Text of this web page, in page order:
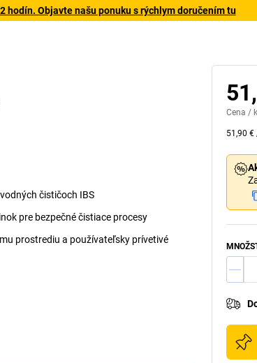
Objavte našu ponuku s rýchlym doručením tu
čističoch IBS
pre bezpečné čistiace procesy
prostrediu a používateľsky prívetivé
Cena /
51,90 €